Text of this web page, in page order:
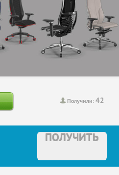
Получили:42
ПОЛУЧИТЬ